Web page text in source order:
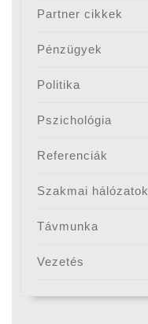
Partner cikkek
Pénzügyek
Politika
Pszichológia
Referenciák
Szakmai hálózatok
Távmunka
Vezetés